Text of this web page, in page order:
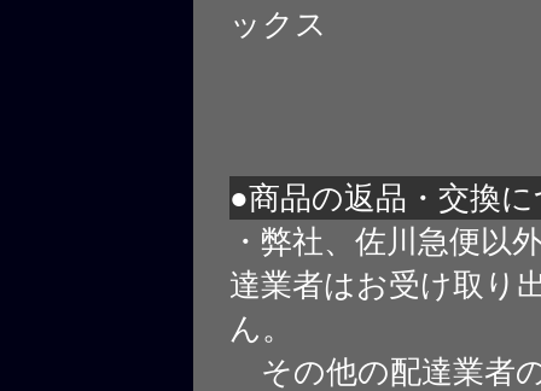
ックス
●商品の返品・交換
・弊社、佐川急便以
達業者はお受け取り
ん。
その他の配達業者